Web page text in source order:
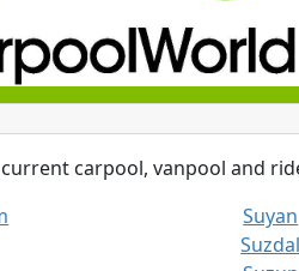
carpool, vanpool and
Suyan
Suzdal